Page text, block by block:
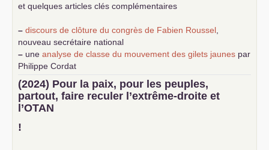
et quelques articles clés complémentaires
– discours de clôture du congrès de Fabien Roussel
nouveau secrétaire national
– une analyse de classe du mouvement des gilets jaunes par
Philippe Cordat
–
un texte de Jean-Claude Delaunay
le marxisme est la
science sociale de notre temps
–un appel proposé aux partis communistes et ouvrier
d’Europe
–
(2024) Pour la paix, pour les peuples,
partout, faire reculer l’extrême-droite et
l’OTAN
!